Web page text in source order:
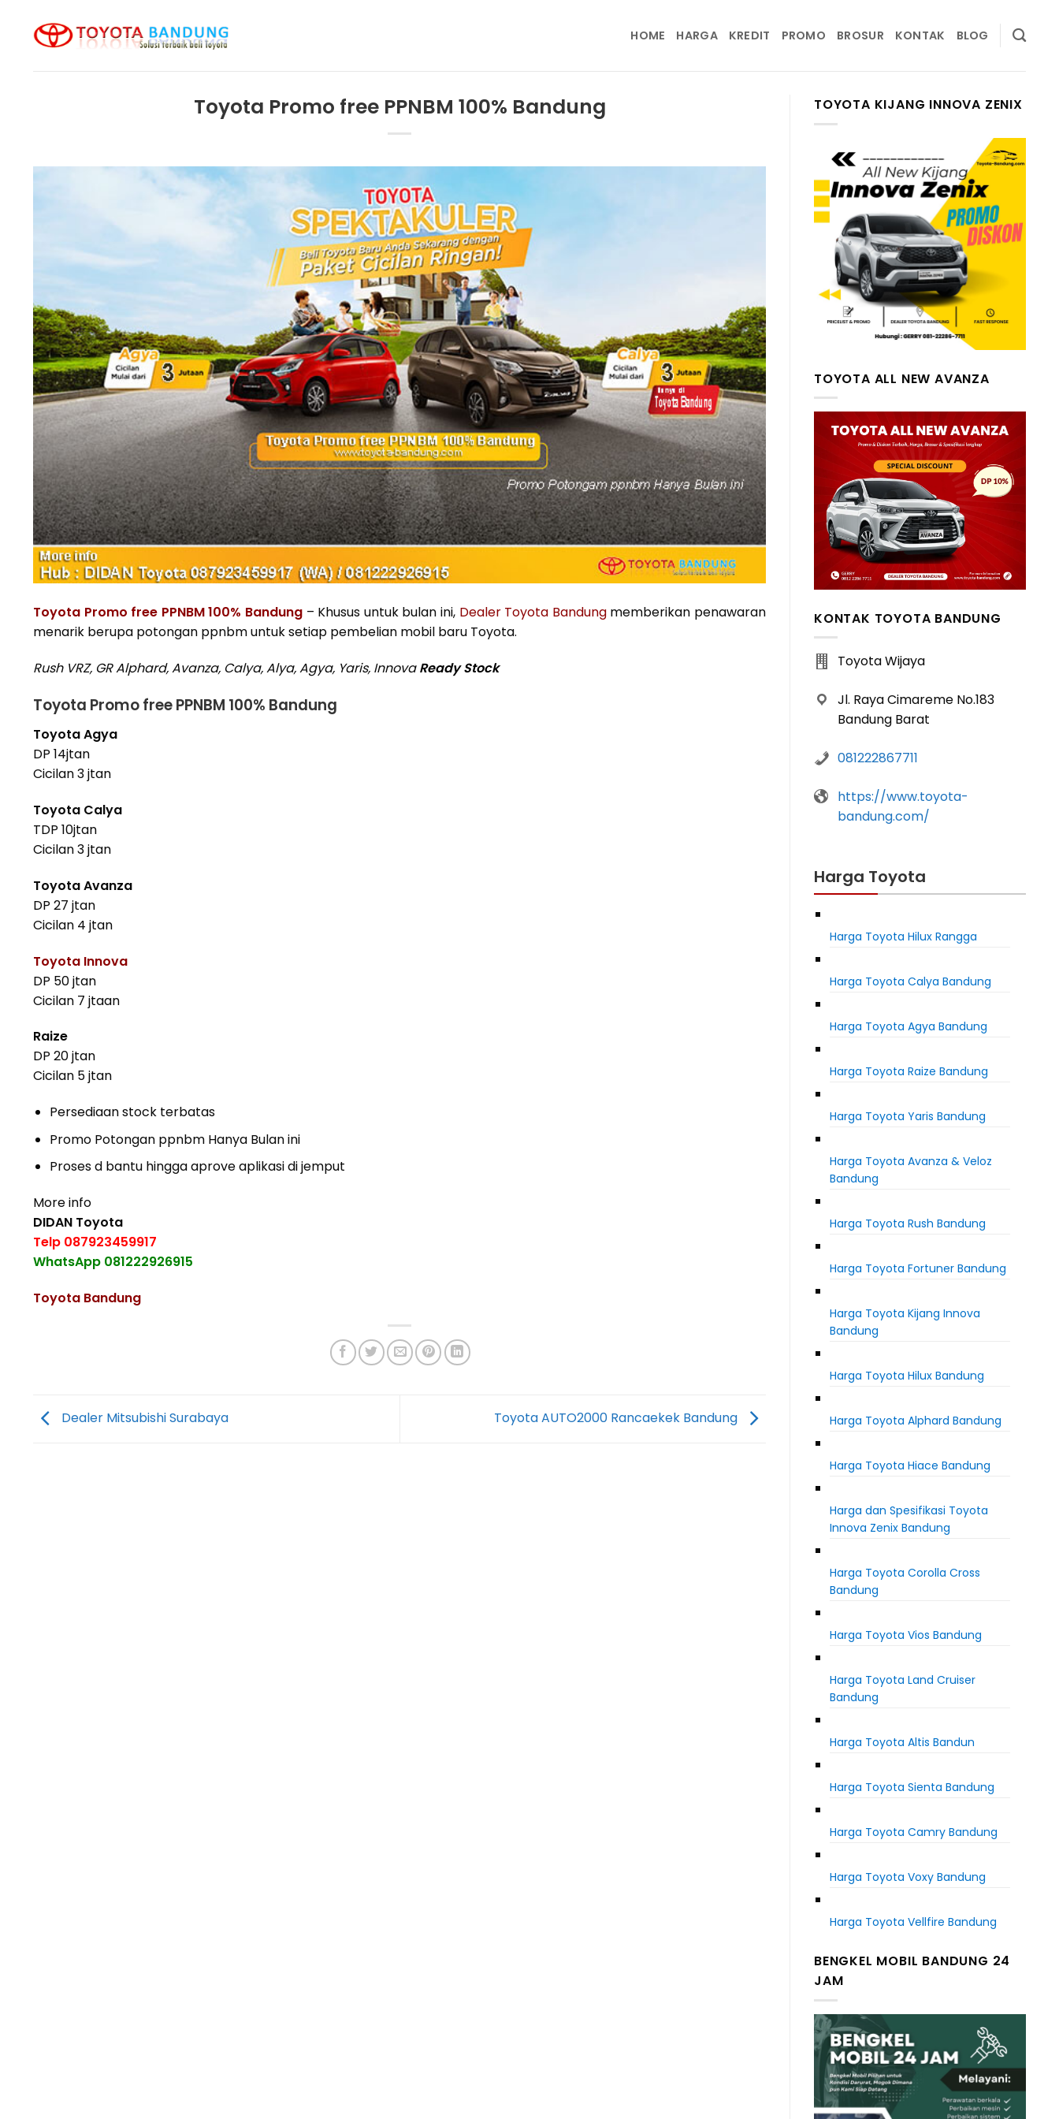
content
HOME HARGA KREDIT PROMO BROSUR KONTAK BLOG
Toyota Promo free PPNBM 100% Bandung
Toyota Promo free PPNBM 100% Bandung – Khusus untuk bulan ini, Dealer Toyota Bandungmemberikan penawaran
menarik berupa potongan ppnbm untuk setiap pembelian mobil baru Toyota.
Rush VRZ, GR Alphard, Avanza, Calya, Alya, Agya, Yaris, InnovaReady Stock
Toyota Promo free PPNBM 100% Bandung
Toyota Agya
DP 14jtan
Cicilan 3 jtan
Toyota Calya
TDP 10jtan
Cicilan 3 jtan
Toyota Avanza
DP 27 jtan
Cicilan 4 jtan
Toyota Innova
DP 50 jtan
Cicilan 7 jtaan
Raize
DP 20 jtan
Cicilan 5 jtan
Persediaan stock terbatas
Promo Potongan ppnbm Hanya Bulan ini
Proses d bantu hingga aprove aplikasi di jemput
More info
DIDAN Toyota
Telp 087923459917
WhatsApp 081222926915
Toyota Bandung
Dealer Mitsubishi Surabaya Toyota AUTO2000 Rancaekek Bandung
TOYOTA KIJANG INNOVA ZENIX
TOYOTA ALL NEW AVANZA
KONTAK TOYOTA BANDUNG
Toyota Wijaya
Jl. Raya Cimareme No.183
Bandung Barat
081222867711
https://www.toyota-
bandung.com/
Harga Toyota
Harga Toyota Hilux Rangga
Harga Toyota Calya Bandung
Harga Toyota Agya Bandung
Harga Toyota Raize Bandung
Harga Toyota Yaris Bandung
Harga Toyota Avanza & Veloz
Bandung
Harga Toyota Rush Bandung
Harga Toyota Fortuner Bandung
Harga Toyota Kijang Innova
Bandung
Harga Toyota Hilux Bandung
Harga Toyota Alphard Bandung
Harga Toyota Hiace Bandung
Harga dan Spesifikasi Toyota
Innova Zenix Bandung
Harga Toyota Corolla Cross
Bandung
Harga Toyota Vios Bandung
Harga Toyota Land Cruiser
Bandung
Harga Toyota Altis Bandun
Harga Toyota Sienta Bandung
Harga Toyota Camry Bandung
Harga Toyota Voxy Bandung
Harga Toyota Vellfire Bandung
BENGKEL MOBIL BANDUNG 24
JAM